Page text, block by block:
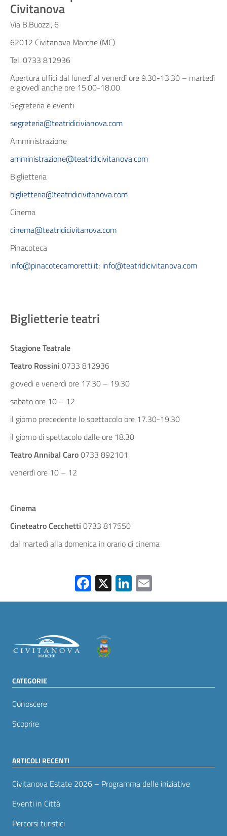
Civitanova
Via B.Buozzi, 6
62012 Civitanova Marche (MC)
Tel. 0733 812936
Apertura uffici dal lunedì al venerdì ore 9.30-13.30 – martedì
e giovedì anche ore 15.00-18.00
Segreteria e eventi
segreteria@teatridicivianova.com
Amministrazione
amministrazione@teatridicivitanova.com
Biglietteria
biglietteria@teatridicivitanova.com
Cinema
cinema@teatridicivitanova.com
Pinacoteca
info@pinacotecamoretti.it; info@teatridicivitanova.com
Biglietterie teatri
Stagione Teatrale
Teatro Rossini 0733 812936
giovedì e venerdì ore 17.30 – 19.30
sabato ore 10 – 12
il giorno precedente lo spettacolo ore 17.30-19.30
il giorno di spettacolo dalle ore 18.30
Teatro Annibal Caro0733 892101
venerdì ore 10 – 12
Cinema
Cineteatro Cecchetti 0733 817550
dal martedì alla domenica in orario di cinema
Facebook
X LinkedIn
CATEGORIE
Conoscere
Scoprire
ARTICOLI RECENTI
Civitanova Estate 2026 – Programma delle iniziative
Eventi in Città
Percorsi turistici